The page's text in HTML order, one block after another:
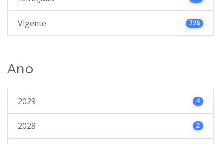
Vigente 728
Ano
2029 4
2028 2